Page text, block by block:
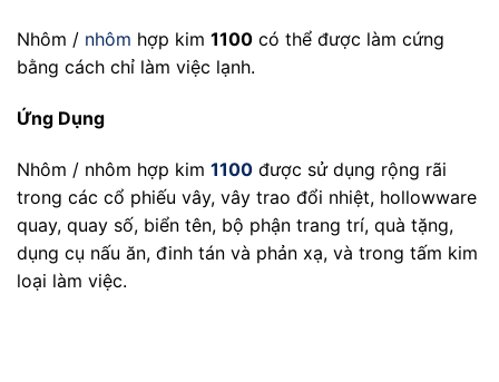
Nhôm / nhôm hợp kim 1100 có thể được làm cứng
bằng cách chỉ làm việc lạnh.
Ứng Dụng
Nhôm / nhôm hợp kim 1100 được sử dụng rộng rãi
trong các cổ phiếu vây, vây trao đổi nhiệt, hollowware
quay, quay số, biển tên, bộ phận trang trí, quà tặng,
dụng cụ nấu ăn, đinh tán và phản xạ, và trong tấm kim
loại làm việc.